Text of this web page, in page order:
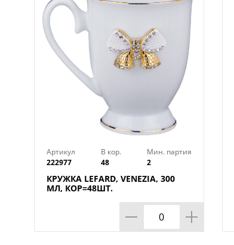
Артикул
222977
В кор.
48
Мин. партия
2
КРУЖКА LEFARD, VENEZIA, 300
МЛ, КОР=48ШТ.